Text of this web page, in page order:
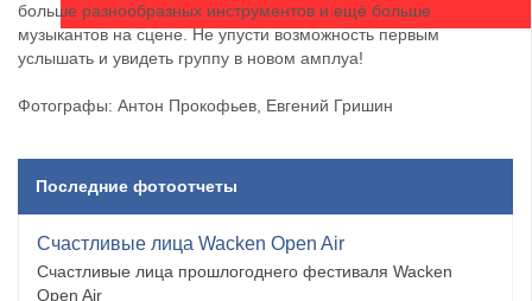
больше разнообразных инструментов и ещё больше
музыкантов на сцене. Не упусти возможность первым
услышать и увидеть группу в новом амплуа!
Фотографы: Антон Прокофьев, Евгений Гришин
Последние фотоотчеты
Счастливые лица Wacken Open Air
Счастливые лица прошлогоднего фестиваля Wacken
Open Air